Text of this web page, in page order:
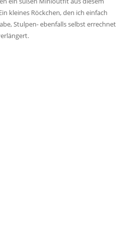
kleines Röckchen, den ich einfach
Stulpen- ebenfalls selbst errechnet